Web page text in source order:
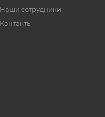
Наши сотрудники
Контакты